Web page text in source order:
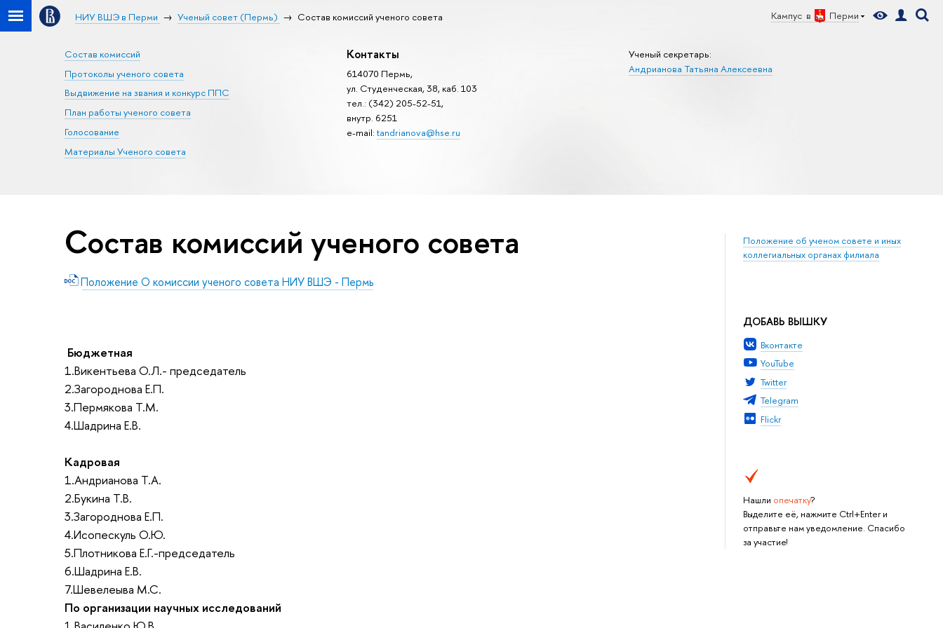
Кампус в Перми
НИУ ВШЭ в Перми Ученый совет (Пермь) Состав комиссий ученого совета
Состав комиссий
Протоколы ученого совета
Выдвижение на звания и конкурс ППС
План работы ученого совета
Голосование
Материалы Ученого совета
Контакты
614070 Пермь,
ул. Студенческая, 38, каб. 103
тел.: (342) 205-52-51,
внутр. 6251
e-mail: tandrianova@hse.ru
Ученый секретарь:
Андрианова Татьяна Алексеевна
Положение об ученом совете и иных
коллегиальных органах филиала
ДОБАВЬ ВЫШКУ
Вконтакте
YouTube
Twitter
Telegram
Flickr
Нашли опечатку?
Выделите её, нажмите Ctrl+Enter и
отправьте нам уведомление. Спасибо
за участие!
Состав комиссий ученого совета
Положение О комиссии ученого совета НИУ ВШЭ - Пермь
Бюджетная
1.Викентьева О.Л.- председатель
2.Загороднова Е.П.
3.Пермякова Т.М.
4.Шадрина Е.В.
Кадровая
1.Андрианова Т.А.
2.Букина Т.В.
3.Загороднова Е.П.
4.Исопескуль О.Ю.
5.Плотникова Е.Г.-председатель
6.Шадрина Е.В.
7.Шевелеыва М.С.
По организации научных исследований